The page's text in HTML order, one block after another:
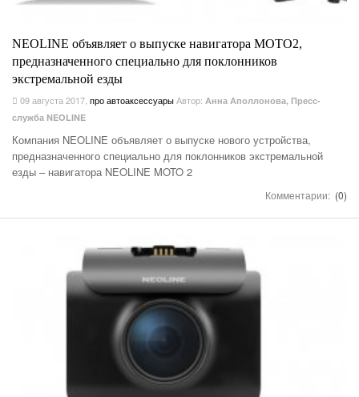
NEOLINE объявляет о выпуске навигатора MOTO2,
предназначенного специально для поклонников
экстремальной езды
09 августа 2017 про автоаксессуарыАвтор: Анна Аполлонова, Пресс-
служба NEOLINE
Компания NEOLINE объявляет о выпуске нового устройства,
предназначенного специально для поклонников экстремальной
езды – навигатора NEOLINE MOTO 2
Комментарии: (0)